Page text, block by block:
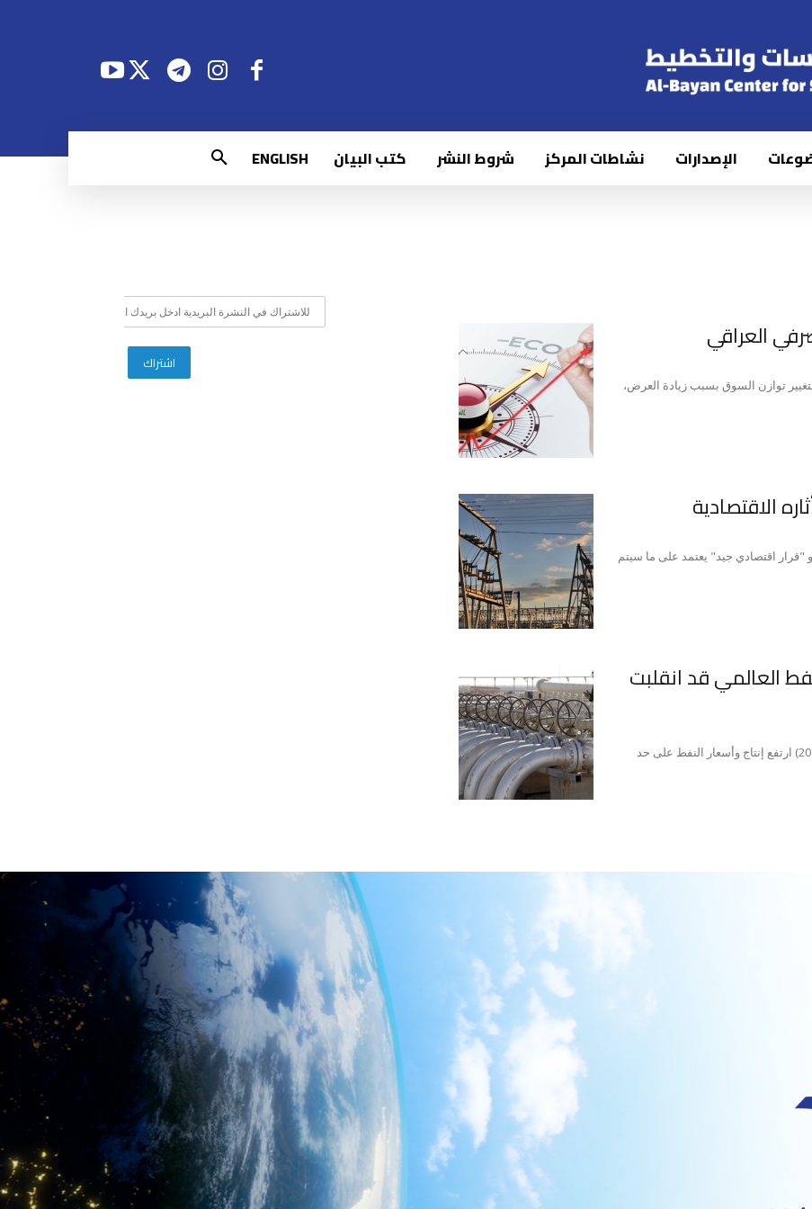
الإصدارات نشاطات المركز شروط النشر كتب البيان ENGLISH
العراقي
توازن السوق بسبب زيادة العرض،
الاقتصادية
"قرار اقتصادي جيد" يعتمد على ما سيتم
العالمي قد انقلبت
رمزي سلمان في المدتين (2004 إلى 2008) و(2010 إلى 2014) ارتفع إنتاج وأسعار النفط على حد